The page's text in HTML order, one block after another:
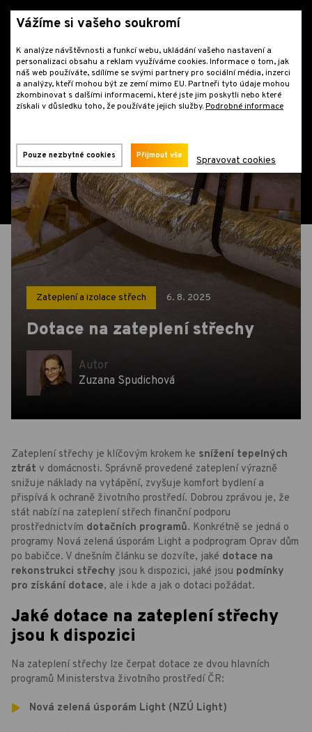
Dotace na zateplení střechy
Zateplení a izolace střech 6. 8. 2025
Dotace na zateplení střechy
Autor
Zuzana Spudichová
Zateplení střechy je klíčovým krokem ke snížení tepelných
ztrát v domácnosti. Správně provedené zateplení výrazně
snižuje náklady na vytápění, zvyšuje komfort bydlení a
přispívá k ochraně životního prostředí. Dobrou zprávou je, že
stát nabízí na zateplení střech finanční podporu
prostřednictvím dotačních programů. Konkrétně se jedná o
programy Nová zelená úsporám Light a podprogram Oprav dům
po babičce. V dnešním článku se dozvíte, jaké dotace na
rekonstrukci střechy jsou k dispozici, jaké jsou podmínky
pro získání dotace, ale i kde a jak o dotaci požádat.
Jaké dotace na zateplení střechy
jsou k dispozici
Na zateplení střechy lze čerpat dotace ze dvou hlavních
programů Ministerstva životního prostředí ČR:
Nová zelená úsporám Light (NZÚ Light)
Vážíme si vašeho soukromí
K analýze návštěvnosti a funkcí webu, ukládání vašeho nastavení a
personalizaci obsahu a reklam využíváme cookies. Informace o tom, jak
náš web používáte, sdílíme se svými partnery pro sociální média, inzerci
a analýzy, kteří mohou být ze zemí mimo EU. Partneři tyto údaje mohou
zkombinovat s dalšími informacemi, které jste jim poskytli nebo které
získali v důsledku toho, že používáte jejich služby.Podrobné informace
Pouze nezbytné cookies Přijmout vše Spravovat cookies